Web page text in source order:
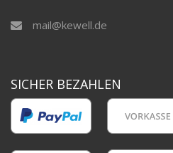
mail@kewell.de
SICHER BEZAHLEN